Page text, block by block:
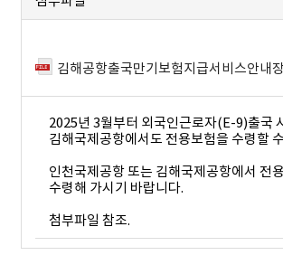
김해공항출국만기보험지급서비스안내
2025년 3월부터 외국인근로자(E-9)출국
김해국제공항에서도 전용보험을 수령할
인천국제공항 또는 김해국제공항에서 전
수령해 가시기 바랍니다.
첨부파일 참조.